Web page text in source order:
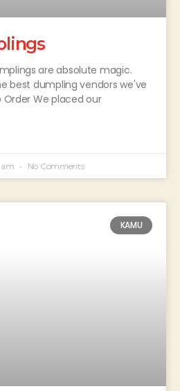
are absolute magic.
best dumpling vendors we've
We placed our
am No Comments
KAMU